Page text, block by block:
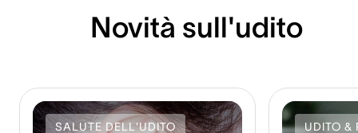
Novità sull'udito
SALUTE DELL'UDITO UDITO &